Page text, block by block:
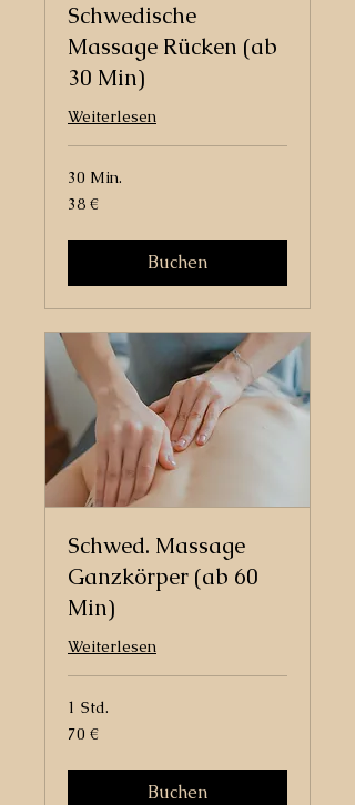
Schwedische
Massage Rücken (ab
30 Min)
Weiterlesen
30 Min.
38
Euro
38 €
Buchen
Schwed. Massage
Ganzkörper (ab 60
Min)
Weiterlesen
1 Std.
70
Euro
70 €
Buchen